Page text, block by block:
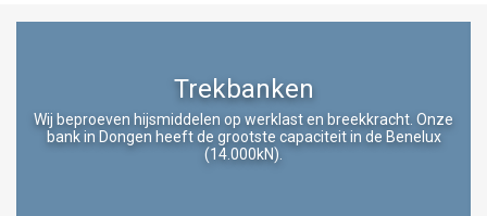
Trekbanken
Wij beproeven hijsmiddelen op werklast en breekkracht. Onze
bank in Dongen heeft de grootste capaciteit in de Benelux
(14.000kN).